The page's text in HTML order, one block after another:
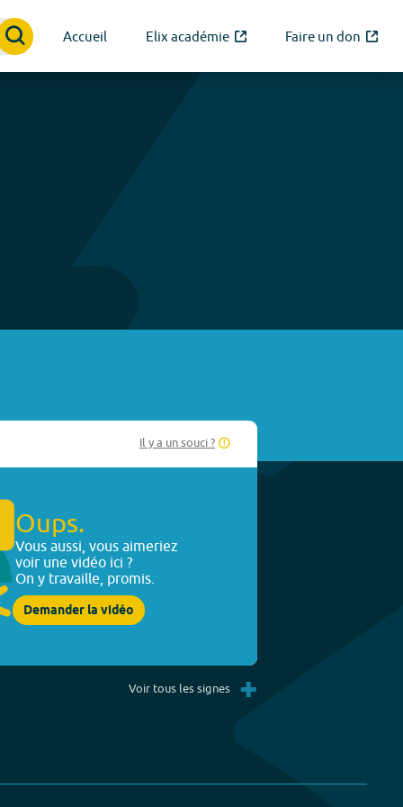
Accueil Elix académie Faire un don
Il y a un souci ?
Oups.
Vous aussi, vous aimeriez
voir une vidéo ici ?
On y travaille, promis.
Demander la vidéo
Voir tous les signes +